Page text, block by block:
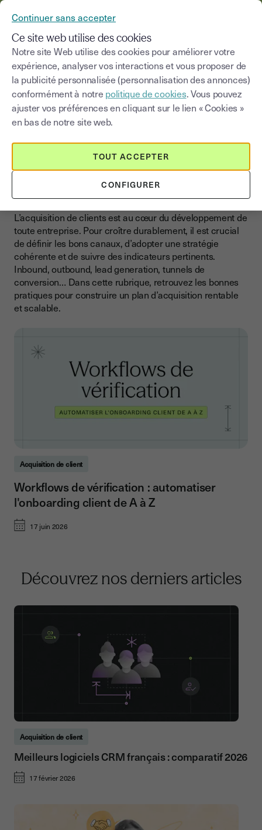
Blog|Développer son business>Acquisition de client
Choisir une catégorie Saisissez un terme
Mettre en place une
stratégie d’acquisition
performante
L’acquisition de clients est au cœur du développement de
toute entreprise. Pour croître durablement, il est crucial
de définir les bons canaux, d’adopter une stratégie
cohérente et de suivre des indicateurs pertinents.
Inbound, outbound, lead generation, tunnels de
conversion… Dans cette rubrique, retrouvez les bonnes
pratiques pour construire un plan d’acquisition rentable
et scalable.
Acquisition de client
17 juin 2026
Workflows de vérification : automatiser
l'onboarding client de A à Z
Découvrez nos derniers articles
Acquisition de client
Meilleurs logiciels CRM français : comparatif 2026
17 février 2026
Continuer sans accepter
Ce site web utilise des cookies
Notre site Web utilise des cookies pour améliorer votre
expérience, analyser vos interactions et vous proposer de
la publicité personnalisée (personnalisation des annonces)
conformément à notre politique de cookies. Vous pouvez
ajuster vos préférences en cliquant sur le lien « Cookies »
en bas de notre site web.
CONFIGURER
TOUT ACCEPTER